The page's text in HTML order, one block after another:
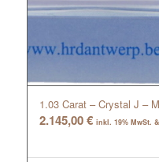
1.03 Carat – Crystal J –
2.145,00€ inkl. 19% MwSt.